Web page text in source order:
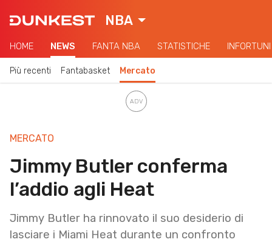
NBA
HOME NEWS FANTA NBA STATISTICHE INFORTUNI
Più recenti Fantabasket Mercato
MERCATO
Jimmy Butler conferma
l’addio agli Heat
Jimmy Butler ha rinnovato il suo desiderio di
lasciare i Miami Heat durante un confronto